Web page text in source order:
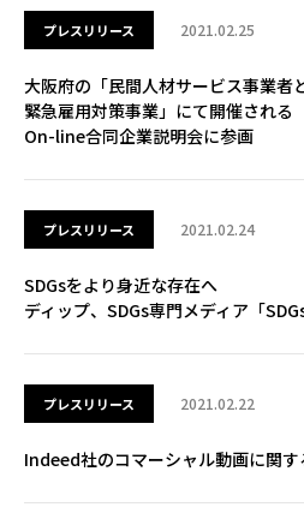
プレスリリース 2021.02.25
大阪府の「民間人材サービス事業者
緊急雇用対策事業」にて開催され
On-line合同企業説明会に参画
プレスリリース 2021.02.24
SDGsをより身近な存在へ
ディップ、SDGs専門メディア「
プレスリリース 2021.02.22
Indeed社のコマーシャル動画に関